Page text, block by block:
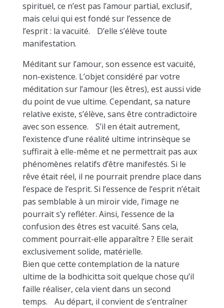
spirituel, ce n’est pas l’amour partial, exclusif,
mais celui qui est fondé sur l’essence de
l’esprit : la vacuité. D’elle s’élève toute
manifestation.
Méditant sur l’amour, son essence est vacuité,
non-existence. L’objet considéré par votre
méditation sur l’amour (les êtres), est aussi vide
du point de vue ultime. Cependant, sa nature
relative existe, s’élève, sans être contradictoire
avec son essence. S’il en était autrement,
l’existence d’une réalité ultime intrinsèque se
suffirait à elle-même et ne permettrait pas aux
phénomènes relatifs d’être manifestés. Si le
rêve était réel, il ne pourrait prendre place dans
l’espace de l’esprit. Si l’essence de l’esprit n’était
pas semblable à un miroir vide, l’image ne
pourrait s’y refléter. Ainsi, l’essence de la
confusion des êtres est vacuité. Sans cela,
comment pourrait-elle apparaître ? Elle serait
exclusivement solide, matérielle.
Bien que cette contemplation de la nature
ultime de la bodhicitta soit quelque chose qu’il
faille réaliser, cela vient dans un second
temps. Au départ, il convient de s’entraîner